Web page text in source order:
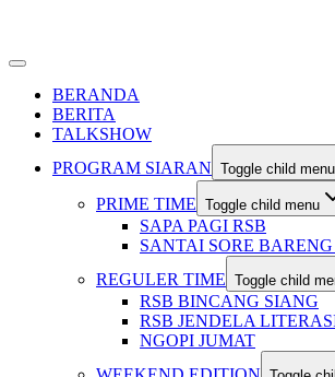
BERANDA
BERITA
TALKSHOW
PROGRAM SIARAN Toggle child menu
PRIME TIME Toggle child menu
SAPA PAGI RSB
SANTAI SORE BARENG
REGULER TIME Toggle child
RSB BINCANG SIANG
RSB JENDELA
NGOPI JUMAT